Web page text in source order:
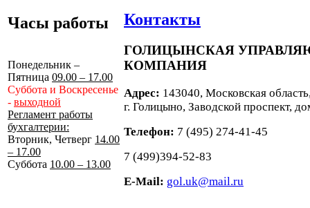
Часы работы
Понедельник –
Пятница 09.00 – 17.00
Суббота и Воскресенье
- выходной
Регламент работы
бухгалтерии:
Вторник, Четверг 14.00
– 17.00
Суббота 10.00 – 13.00
Контакты
ГОЛИЦЫНСКАЯ
КОМПАНИЯ
Адрес: 143040, Московская
г. Голицыно, Заводской проспект,
Телефон: 7 (495) 274-41-45
7 (499)394-52-83
E-Mail: gol.uk@mail.ru